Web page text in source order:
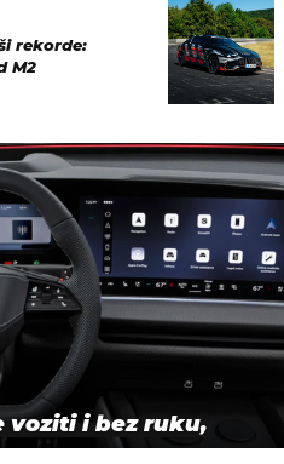
rekorde:
M2
voziti i bez ruku,